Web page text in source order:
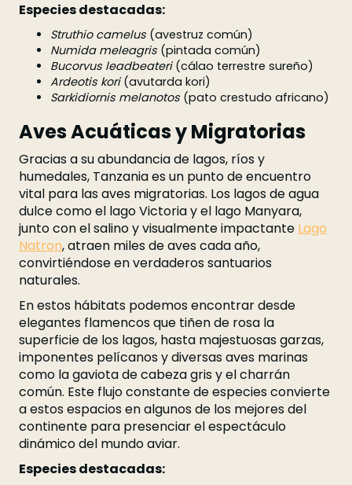
Especies destacadas:
Struthio camelus (avestruz común)
Numida meleagris (pintada común)
Bucorvus leadbeateri(cálao terrestre sureño)
Ardeotis kori(avutarda kori)
Sarkidiornis melanotos (pato crestudo africano)
Aves Acuáticas y Migratorias
Gracias a su abundancia de lagos, ríos y
humedales, Tanzania es un punto de encuentro
vital para las aves migratorias. Los lagos de agua
dulce como el lago Victoria y el lago Manyara,
junto con el salino y visualmente impactante Lago
Natron, atraen miles de aves cada año,
convirtiéndose en verdaderos santuarios
naturales.
En estos hábitats podemos encontrar desde
elegantes flamencos que tiñen de rosa la
superficie de los lagos, hasta majestuosas garzas,
imponentes pelícanos y diversas aves marinas
como la gaviota de cabeza gris y el charrán
común. Este flujo constante de especies convierte
a estos espacios en algunos de los mejores del
continente para presenciar el espectáculo
dinámico del mundo aviar.
Especies destacadas: